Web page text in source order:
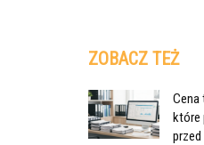
ZOBACZ TEŻ
Cena
które